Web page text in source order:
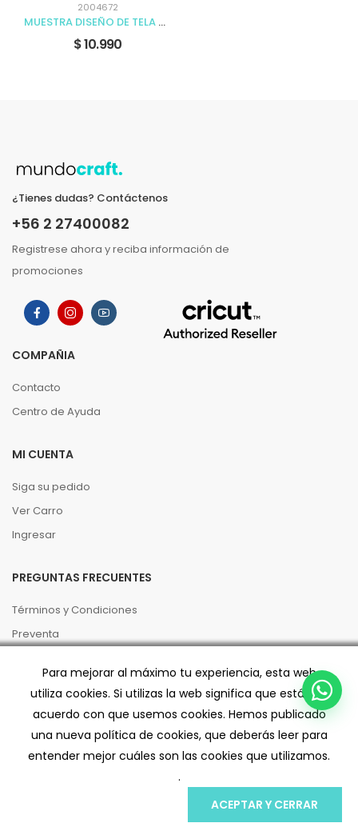
2004672
MUESTRA DISEÑO DE TELA YES PLEASE BLACK
$ 10.990
¿Tienes dudas? Contáctenos
+56 2 27400082
Registrese ahora y reciba información de
promociones
COMPAÑIA
Contacto
Centro de Ayuda
MI CUENTA
Siga su pedido
Ver Carro
Ingresar
PREGUNTAS FRECUENTES
Términos y Condiciones
Preventa
Código de buenas prácticas
Para mejorar al máximo tu experiencia, esta web
utiliza cookies. Si utilizas la web significa que estás de
acuerdo con que usemos cookies. Hemos publicado
una nueva política de cookies, que deberás leer para
entender mejor cuáles son las cookies que utilizamos.
.
ACEPTAR Y CERRAR
CARRO BUSCAR